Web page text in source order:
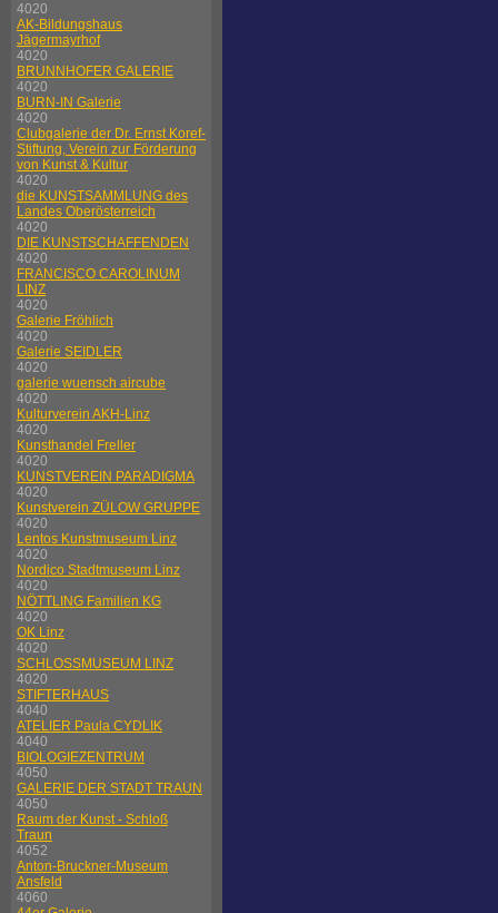
4020
AK-Bildungshaus
Jägermayrhof
4020
BRUNNHOFER GALERIE
4020
BURN-IN Galerie
4020
Clubgalerie der Dr. Ernst Koref-
Stiftung, Verein zur Förderung
von Kunst & Kultur
4020
die KUNSTSAMMLUNG des
Landes Oberösterreich
4020
DIE KUNSTSCHAFFENDEN
4020
FRANCISCO CAROLINUM
LINZ
4020
Galerie Fröhlich
4020
Galerie SEIDLER
4020
galerie wuensch aircube
4020
Kulturverein AKH-Linz
4020
Kunsthandel Freller
4020
KUNSTVEREIN PARADIGMA
4020
Kunstverein ZÜLOW GRUPPE
4020
Lentos Kunstmuseum Linz
4020
Nordico Stadtmuseum Linz
4020
NÖTTLING Familien KG
4020
OK Linz
4020
SCHLOSSMUSEUM LINZ
4020
STIFTERHAUS
4040
ATELIER Paula CYDLIK
4040
BIOLOGIEZENTRUM
4050
GALERIE DER STADT TRAUN
4050
Raum der Kunst - Schloß
Traun
4052
Anton-Bruckner-Museum
Ansfeld
4060